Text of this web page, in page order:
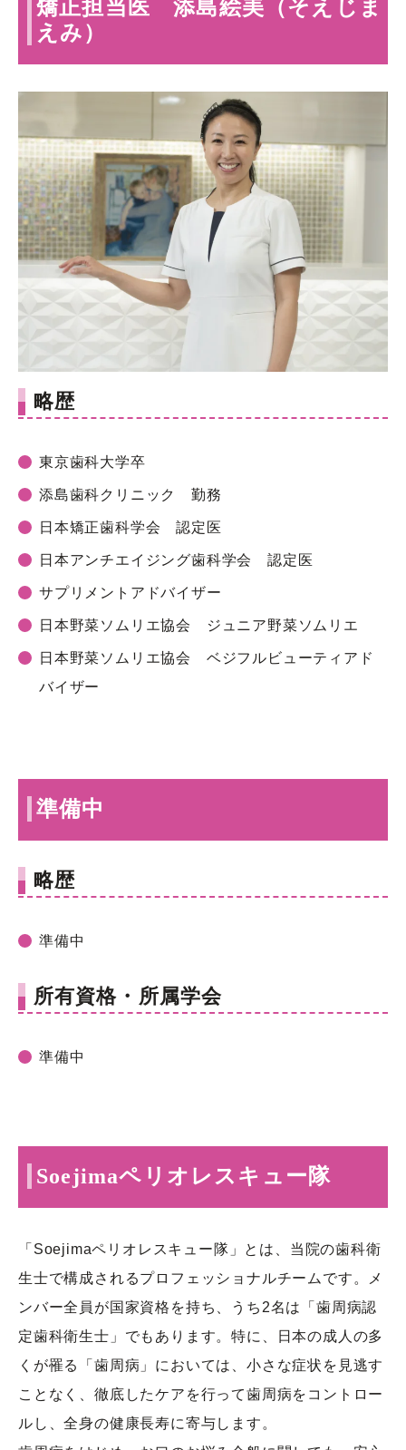
矯正担当医 添島絵美（そえじま
えみ）
略歴
東京歯科大学卒
添島歯科クリニック 勤務
日本矯正歯科学会 認定医
日本アンチエイジング歯科学会 認定医
サプリメントアドバイザー
日本野菜ソムリエ協会 ジュニア野菜ソムリエ
日本野菜ソムリエ協会 ベジフルビューティアド
バイザー
準備中
略歴
準備中
所有資格・所属学会
準備中
Soejimaペリオレスキュー隊
「Soejimaペリオレスキュー隊」とは、当院の歯科衛
生士で構成されるプロフェッショナルチームです。メ
ンバー全員が国家資格を持ち、うち2名は「歯周病認
定歯科衛生士」でもあります。特に、日本の成人の多
くが罹る「歯周病」においては、小さな症状を見逃す
ことなく、徹底したケアを行って歯周病をコントロー
ルし、全身の健康長寿に寄与します。